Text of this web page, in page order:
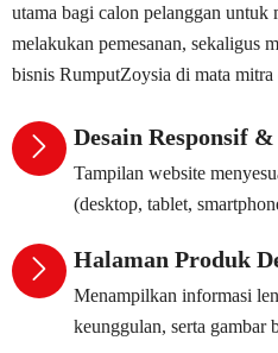
utama bagi calon pelanggan untuk
melakukan pemesanan, sekaligus
bisnis RumputZoysia di mata mitra
Desain Responsif
Tampilan website
(desktop, tablet,
Halaman Produk
Menampilkan informasi
keunggulan, serta gambar